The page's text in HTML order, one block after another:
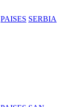
PAISES SERBIA